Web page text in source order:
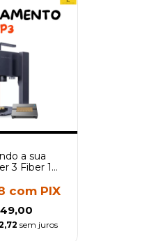
a sua
3 Fiber 1W
com PIX
sem juros